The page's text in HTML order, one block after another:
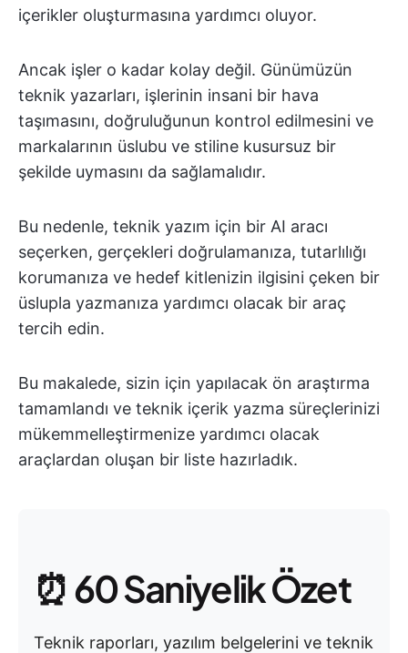
içerikler oluşturmasına yardımcı oluyor.
Ancak işler o kadar kolay değil. Günümüzün
teknik yazarları, işlerinin insani bir hava
taşımasını, doğruluğunun kontrol edilmesini ve
markalarının üslubu ve stiline kusursuz bir
şekilde uymasını da sağlamalıdır.
Bu nedenle, teknik yazım için bir AI aracı
seçerken, gerçekleri doğrulamanıza, tutarlılığı
korumanıza ve hedef kitlenizin ilgisini çeken bir
üslupla yazmanıza yardımcı olacak bir araç
tercih edin.
Bu makalede, sizin için yapılacak ön araştırma
tamamlandı ve teknik içerik yazma süreçlerinizi
mükemmelleştirmenize yardımcı olacak
araçlardan oluşan bir liste hazırladık.
⏰ 60 Saniyelik Özet
Teknik raporları, yazılım belgelerini ve teknik